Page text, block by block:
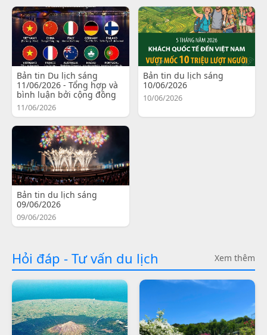
Bản tin Du lịch sáng
11/06/2026 - Tổng hợp và
bình luận bởi cộng đồng
11/06/2026
Bản tin du lịch sáng
10/06/2026
10/06/2026
Bản tin du lịch sáng
09/06/2026
09/06/2026
Hỏi đáp - Tư vấn du lịch Xem thêm